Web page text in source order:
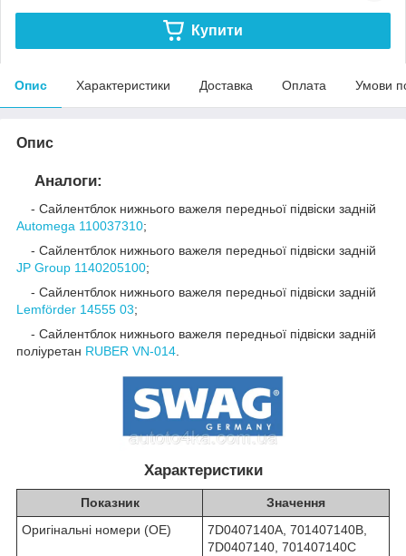
Купити
Опис Характеристики Доставка Оплата Умови
Опис
Аналоги:
- Сайлентблок нижнього важеля передньої підвіски задній
Automega 110037310;
- Сайлентблок нижнього важеля передньої підвіски задній
JP Group 1140205100;
- Сайлентблок нижнього важеля передньої підвіски задній
Lemförder 14555 03;
- Сайлентблок нижнього важеля передньої підвіски задній
поліуретан RUBER VN-014
Характеристики
Показник
Значення
Оригінальні номери (OE)
7D0407140A, 701407140B,
7D0407140, 701407140C